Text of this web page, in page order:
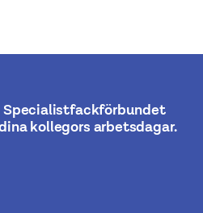
Specialistfackförbundet
kollegors arbetsdagar.